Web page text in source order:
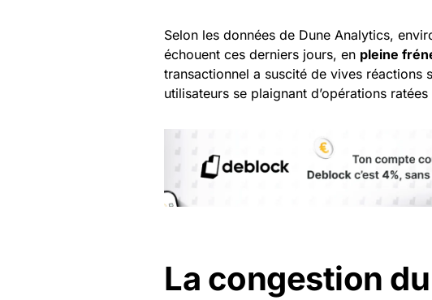
Selon les données de Dune Analytics,
échouent ces derniers jours, en pleine
transactionnel a suscité de vives réactions
utilisateurs se plaignant d’opérations
La congestion